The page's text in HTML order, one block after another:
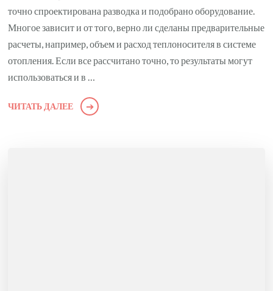
точно спроектирована разводка и подобрано оборудование.
Многое зависит и от того, верно ли сделаны предварительные
расчеты, например, объем и расход теплоносителя в системе
отопления. Если все рассчитано точно, то результаты могут
использоваться и в …
ЧИТАТЬ ДАЛЕЕ